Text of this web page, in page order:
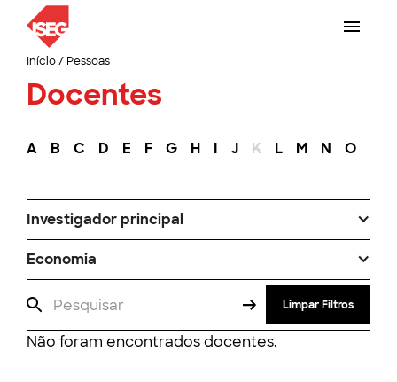
Início/ Pessoas
Docentes
A B C D E F G H I J K L M N O
Investigador principal
Economia
Limpar Filtros
Não foram encontrados docentes.